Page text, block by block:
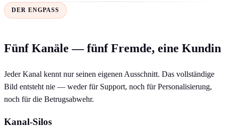
DER ENGPASS
Fünf Kanäle — fünf Fremde, eine Kundin
Jeder Kanal kennt nur seinen eigenen Ausschnitt. Das vollständige
Bild entsteht nie — weder für Support, noch für Personalisierung,
noch für die Betrugsabwehr.
Kanal-Silos